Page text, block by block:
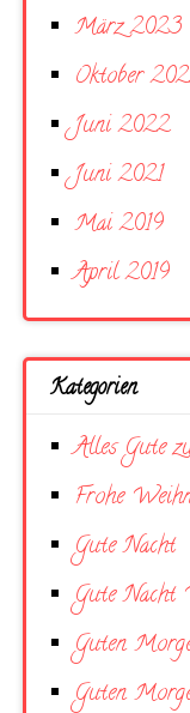
März 2023
Oktober
Juni 2022
Juni 2021
Mai 2019
April 2019
Kategorien
Alles Gute
Frohe
Gute Nacht
Gute Nacht
Guten
Guten